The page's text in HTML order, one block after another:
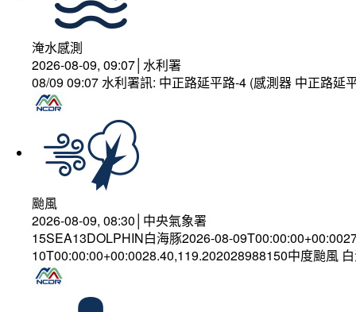
淹水感測
2026-08-09, 09:07│水利署
08/09 09:07 水利署訊: 中正路延平路-4 (感測器 中正路
颱風
2026-08-09, 08:30│中央氣象署
15SEA13DOLPHIN白海豚2026-08-
10T00:00:00+00:0028.40,119.202028988150中度颱風